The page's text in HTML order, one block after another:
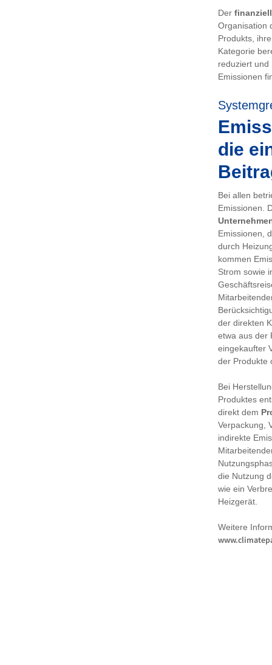
Der
Organisation
Produkts,
Kategorie
reduziert und
Emissionen
die
Bei allen
Emissionen.
Emissionen,
durch
kommen
Strom sowie
der direkten
etwa aus der
eingekaufter
der Produkte
Bei
Produktes
direkt dem
Verpackung,
indirekte
die Nutzung
wie ein
Heizgerät.
Weitere